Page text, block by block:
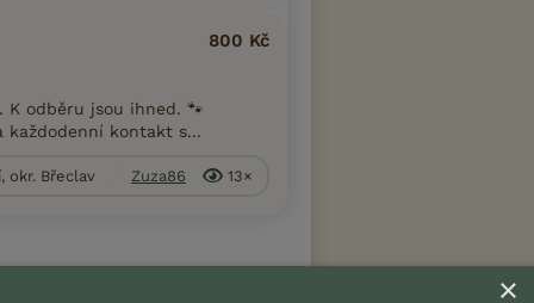
800 Kč
odběru jsou ihned. 🐾
každodenní kontakt s...
okr. Břeclav Zuza86 13×
×